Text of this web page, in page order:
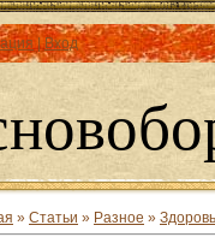
|Вход
» Статьи » Разное »